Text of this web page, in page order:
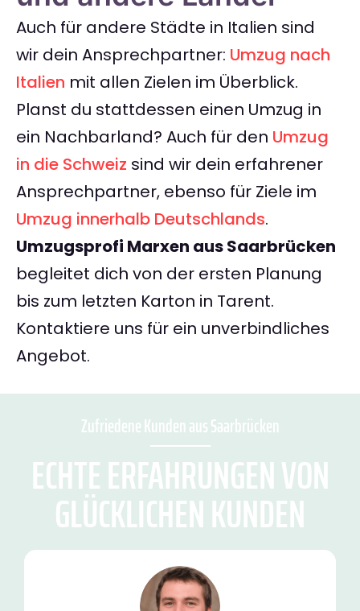
Auch für andere Städte in Italien sind
wir dein Ansprechpartner: Umzug nach
Italien mit allen Zielen im Überblick.
Planst du stattdessen einen Umzug in
ein Nachbarland? Auch für den Umzug
in die Schweiz sind wir dein erfahrener
Ansprechpartner, ebenso für Ziele im
Umzug innerhalb Deutschlands.
Umzugsprofi Marxen aus Saarbrücken
begleitet dich von der ersten Planung
bis zum letzten Karton in Tarent.
Kontaktiere uns für ein unverbindliches
Angebot.
Zufriedene Kunden aus Saarbrücken
ECHTE ERFAHRUNGEN VON
GLÜCKLICHEN KUNDEN